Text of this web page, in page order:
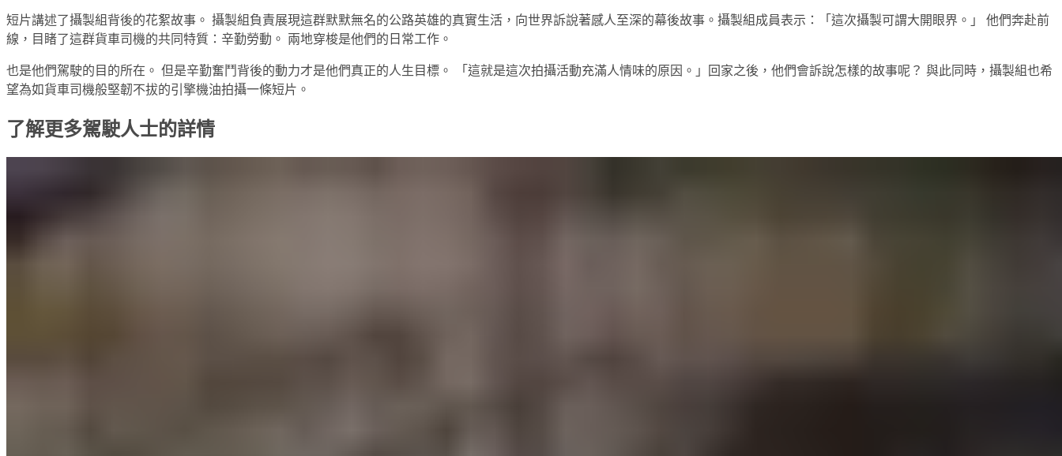
短片講述了攝製組背後的花絮故事。 攝製組負責展現這群默默無名的公路英雄的真實生活，向世界訴說著感人至深的幕後故事。攝製組成員表示：「這次攝製可謂大開眼界。」 他們奔赴前
線，目睹了這群貨車司機的共同特質：辛勤勞動。 兩地穿梭是他們的日常工作。
也是他們駕駛的目的所在。 但是辛勤奮鬥背後的動力才是他們真正的人生目標。 「這就是這次拍攝活動充滿人情味的原因。」回家之後，他們會訴說怎樣的故事呢？ 與此同時，攝製組也希
望為如貨車司機般堅韌不拔的引擎機油拍攝一條短片。
了解更多駕駛人士的詳情